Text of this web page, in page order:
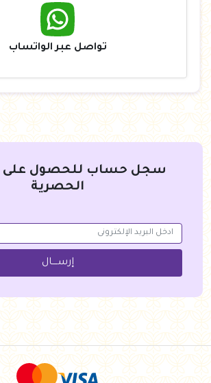
تواصل عبر الواتساب
سجل حساب للحصول على
الحصرية
إرســــال